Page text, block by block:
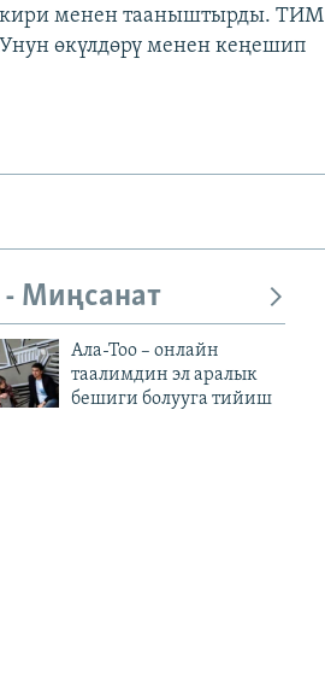
менен тааныштырды. ТИМ
өкүлдөрү менен кеңешип
- Миңсанат
Ала-Тоо – онлайн
таалимдин эл аралык
бешиги болууга тийиш